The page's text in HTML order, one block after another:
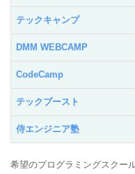
テックキャンプ
DMM WEBCAMP
CodeCamp
テックブースト
侍エンジニア塾
希望のプログラミングスクー